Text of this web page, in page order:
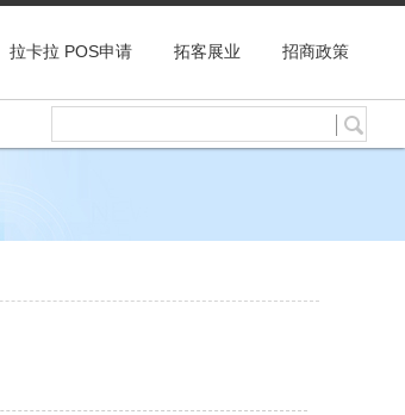
拉卡拉 POS申请 拓客展业 招商政策